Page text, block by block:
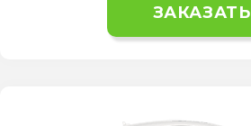
ЗАКАЗАТЬ